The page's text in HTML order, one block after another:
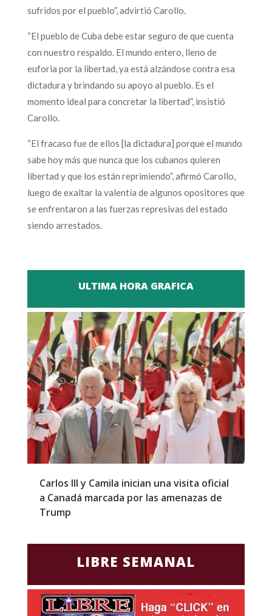
sufridos por el pueblo”, advirtió Carollo.
“El pueblo de Cuba debe estar seguro de que cuenta
con nuestro respaldo. El mundo entero, lleno de
euforia por la libertad, ya está alzándose contra esa
dictadura y brindando su apoyo al pueblo. Es el
momento ideal para concretar la libertad”, insistió
Carollo.
“El fracaso fue de ellos [la dictadura] porque el mundo
sabe hoy más que nunca que los cubanos quieren
libertad y que los están reprimiendo”, afirmó Carollo,
luego de exaltar la valentía de algunos opositores que
se enfrentaron a las fuerzas represivas del estado
siendo arrestados.
ULTIMA HORA GRAFICA
Carlos III y Camila inician una visita oficial
a Canadá marcada por las amenazas de
Trump
LIBRE SEMANAL